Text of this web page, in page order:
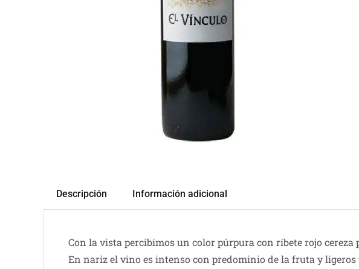
Descripción Información adicional
Con la vista percibimos un color púrpura con ribete rojo cereza
En nariz el vino es intenso con predominio de la fruta y